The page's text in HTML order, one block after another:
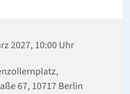
2027, 10:00 Uhr
67, 10717 Berlin